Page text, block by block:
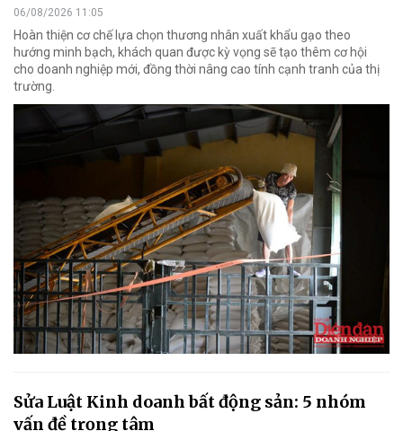
06/08/2026 11:05
Hoàn thiện cơ chế lựa chọn thương nhân xuất khẩu gạo theo
hướng minh bạch, khách quan được kỳ vọng sẽ tạo thêm cơ hội
cho doanh nghiệp mới, đồng thời nâng cao tính cạnh tranh của thị
trường.
Sửa Luật Kinh doanh bất động sản: 5 nhóm
vấn đề trọng tâm